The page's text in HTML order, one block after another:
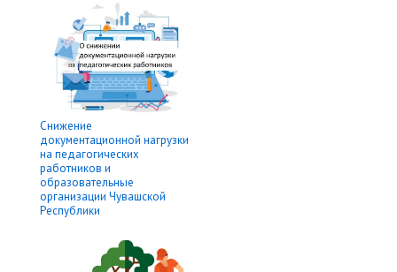
Снижение
документационной нагрузки
на педагогических
работников и
образовательные
организации Чувашской
Республики